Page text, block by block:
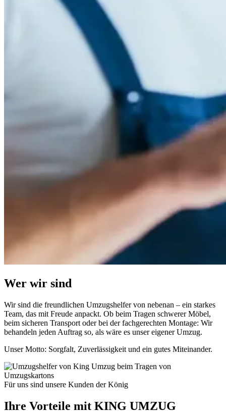
Wer wir sind
Wir sind die freundlichen Umzugshelfer von nebenan – ein starkes
Team, das mit Freude anpackt. Ob beim Tragen schwerer Möbel,
beim sicheren Transport oder bei der fachgerechten Montage: Wir
behandeln jeden Auftrag so, als wäre es unser eigener Umzug.
Unser Motto: Sorgfalt, Zuverlässigkeit und ein gutes Miteinander.
Für uns sind unsere Kunden der König
Ihre Vorteile mit KING UMZUG